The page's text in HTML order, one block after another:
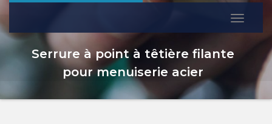
Serrure à point à têtière filante
pour menuiserie acier